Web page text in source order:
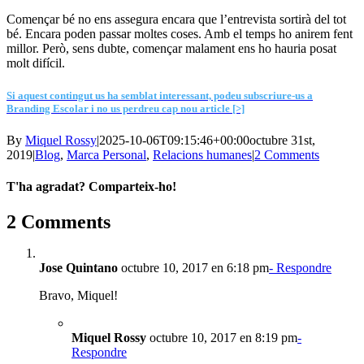
Començar bé no ens assegura encara que l’entrevista sortirà del tot
bé. Encara poden passar moltes coses. Amb el temps ho anirem fent
millor. Però, sens dubte, començar malament ens ho hauria posat
molt difícil.
Si aquest contingut us ha semblat interessant, podeu subscriure-us a
Branding Escolar i no us perdreu cap nou article [>]
By Miquel Rossy|2025-10-06T09:15:46+00:00octubre 31st,
2019|Blog, Marca Personal, Relacions humanes|2 Comments
T'ha agradat? Comparteix-ho!
Facebook
X
LinkedIn
WhatsApp
Telegram
Email:
2 Comments
Jose Quintano octubre 10, 2017 en 6:18 pm- Respondre
Bravo, Miquel!
Miquel Rossy octubre 10, 2017 en 8:19 pm-
Respondre